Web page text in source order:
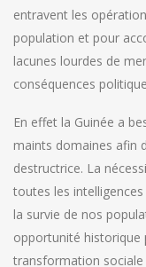
entravent les
population et pour
lacunes lourdes de
conséquences
En effet la Guinée a
maints domaines afin
destructrice. La
toutes les
la survie de nos
opportunité historique
transformation